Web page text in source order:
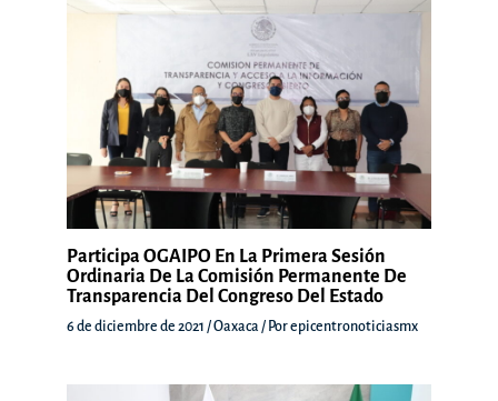
Participa OGAIPO En La Primera Sesión
Ordinaria De La Comisión Permanente De
Transparencia Del Congreso Del Estado
6 de diciembre de 2021 /Oaxaca / Porepicentronoticiasmx